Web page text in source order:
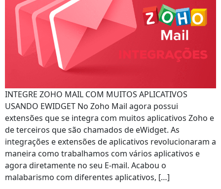
INTEGRE ZOHO MAIL COM MUITOS APLICATIVOS
USANDO EWIDGET No Zoho Mail agora possui
extensões que se integra com muitos aplicativos Zoho e
de terceiros que são chamados de eWidget. As
integrações e extensões de aplicativos revolucionaram a
maneira como trabalhamos com vários aplicativos e
agora diretamente no seu E-mail. Acabou o
malabarismo com diferentes aplicativos, […]